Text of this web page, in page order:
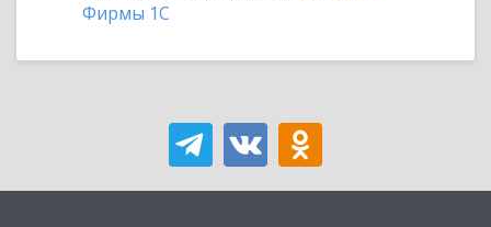
Фирмы 1С